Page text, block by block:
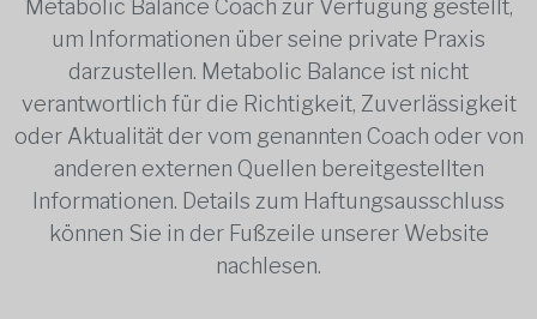
Metabolic Balance Coach zur Verfügung gestellt,
um Informationen über seine private Praxis
darzustellen. Metabolic Balance ist nicht
verantwortlich für die Richtigkeit, Zuverlässigkeit
oder Aktualität der vom genannten Coach oder von
anderen externen Quellen bereitgestellten
Informationen. Details zum Haftungsausschluss
können Sie in der Fußzeile unserer Website
nachlesen.